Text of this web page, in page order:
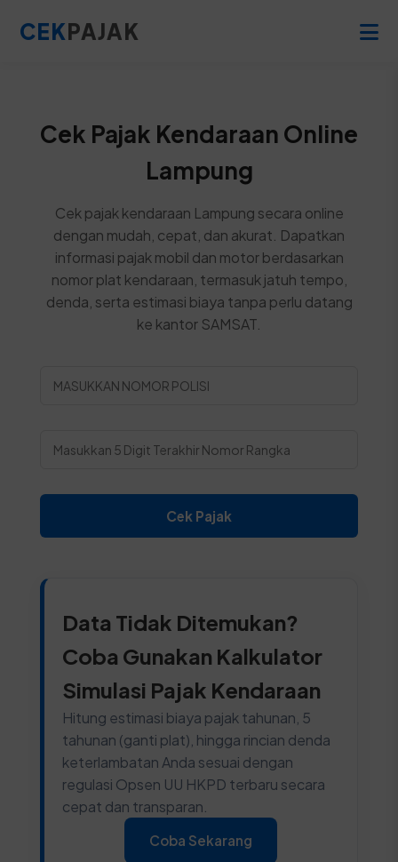
CEKPAJAK
Cek Pajak Kendaraan Online
Lampung
Cek pajak kendaraan Lampung secara online
dengan mudah, cepat, dan akurat. Dapatkan
informasi pajak mobil dan motor berdasarkan
nomor plat kendaraan, termasuk jatuh tempo,
denda, serta estimasi biaya tanpa perlu datang
ke kantor SAMSAT.
Cek Pajak
Data Tidak Ditemukan?
Coba Gunakan Kalkulator
Simulasi Pajak Kendaraan
Hitung estimasi biaya pajak tahunan, 5
tahunan (ganti plat), hingga rincian denda
keterlambatan Anda sesuai dengan
regulasi Opsen UU HKPD terbaru secara
cepat dan transparan.
Coba Sekarang